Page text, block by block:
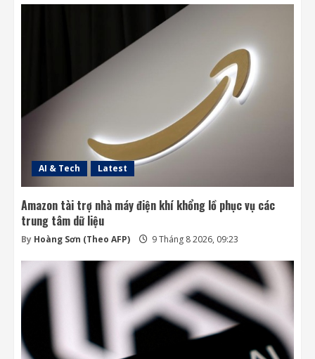
Singapore rộng thêm 28% nhờ lấn biển,
các nước láng giềng lần lượt siết xuất khẩu
Mỗi ngày có thêm 1.200 triệu phú, nước
Mỹ giàu lên hay chỉ người giàu càng giàu?
8 Tháng 8 2026, 08:55
AI & Tech Latest
Amazon tài trợ nhà máy điện khí khổng lồ phục vụ các
trung tâm dữ liệu
By Hoàng Sơn (Theo AFP) 9 Tháng 8 2026, 09:23